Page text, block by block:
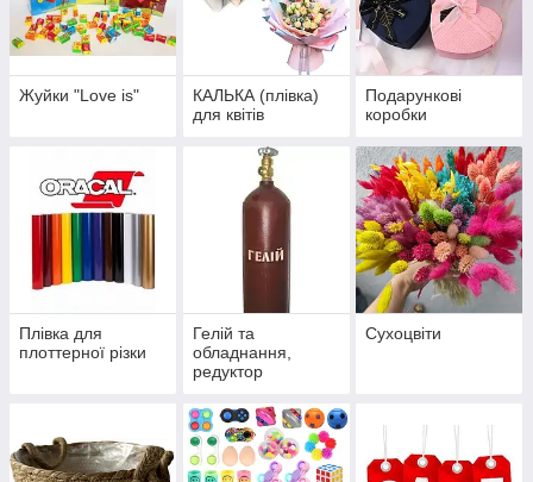
Жуйки "Love is"
КАЛЬКА (плівка)
для квітів
Подарункові
коробки
Плівка для
плоттерної різки
Гелій та
обладнання,
редуктор
Сухоцвіти